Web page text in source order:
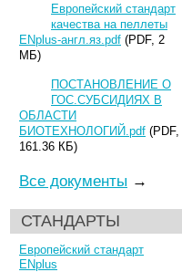
Европейский стандарт
качества на пеллеты
ENplus-англ.яз.pdf (PDF, 2
МБ)
ПОСТАНОВЛЕНИЕ О
ГОС.СУБСИДИЯХ В
ОБЛАСТИ
БИОТЕХНОЛОГИЙ.pdf (PDF,
161.36 КБ)
Все документы →
СТАНДАРТЫ
Европейский стандарт
ENplus